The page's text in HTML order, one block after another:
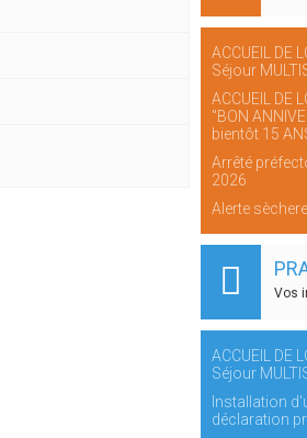
ACCUEIL DE
Séjour
ACCUEIL DE
"BON
bientôt 15
Arrêté
2026
Alerte
Vos
ACCUEIL DE
Séjour
Installation
déclaration